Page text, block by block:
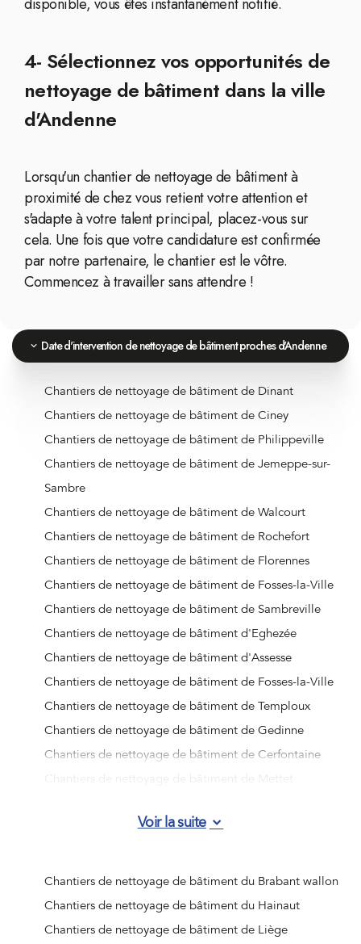
4- Sélectionnez vos opportunités de
nettoyage de bâtiment dans la ville
d'Andenne
Lorsqu'un chantier de nettoyage de bâtiment à
proximité de chez vous retient votre attention et
s'adapte à votre talent principal, placez-vous sur
cela. Une fois que votre candidature est confirmée
par notre partenaire, le chantier est le vôtre.
Commencez à travailler sans attendre !
Date d'intervention de nettoyage de bâtiment proches d'Andenne
Chantiers de nettoyage de bâtiment de Dinant
Chantiers de nettoyage de bâtiment de Ciney
Chantiers de nettoyage de bâtiment de Philippeville
Chantiers de nettoyage de bâtiment de Jemeppe-sur-
Sambre
Chantiers de nettoyage de bâtiment de Walcourt
Chantiers de nettoyage de bâtiment de Rochefort
Chantiers de nettoyage de bâtiment de Florennes
Chantiers de nettoyage de bâtiment de Fosses-la-Ville
Chantiers de nettoyage de bâtiment de Sambreville
Chantiers de nettoyage de bâtiment d'Eghezée
Chantiers de nettoyage de bâtiment d'Assesse
Chantiers de nettoyage de bâtiment de Fosses-la-Ville
Chantiers de nettoyage de bâtiment de Temploux
Chantiers de nettoyage de bâtiment de Gedinne
Chantiers de nettoyage de bâtiment de Cerfontaine
Chantiers de nettoyage de bâtiment d'Han-sur-Lesse
Semois
Chantiers de nettoyage de bâtiment de Wépion
Chantiers de nettoyage de bâtiment de Barvaux
Voir la suite
Chantiers de nettoyage de bâtiment du Brabant wallon
Chantiers de nettoyage de bâtiment du Hainaut
Chantiers de nettoyage de bâtiment de Liège